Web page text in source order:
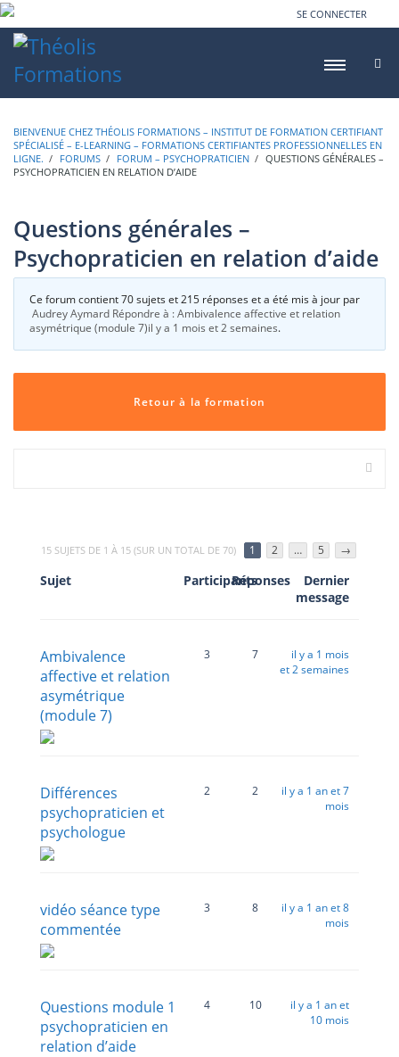
SE CONNECTER
BIENVENUE CHEZ THÉOLIS FORMATIONS – INSTITUT DE FORMATION CERTIFIANT
SPÉCIALISÉ – E-LEARNING – FORMATIONS CERTIFIANTES PROFESSIONNELLES EN
LIGNE.
FORUMS FORUM – PSYCHOPRATICIEN
QUESTIONS GÉNÉRALES –
PSYCHOPRATICIEN EN RELATION D’AIDE
Questions générales –
Psychopraticien en relation d’aide
Ce forum contient 70 sujets et 215 réponses et a été mis à jour par
Audrey Aymard Répondre à : Ambivalence affective et relation
asymétrique (module 7)il y a 1 mois et 2 semaines.
Retour à la formation
15 SUJETS DE 1 À 15 (SUR UN TOTAL DE 70) 1 2 … 5 →
Sujet ParticipantsRéponses
Dernier
message
Ambivalence
affective et relation
asymétrique
(module 7)
3 7
il y a 1 mois
et 2 semaines
Différences
psychopraticien et
psychologue
2 2
il y a 1 an et 7
mois
vidéo séance type
commentée
3 8
il y a 1 an et 8
mois
Questions module 1
psychopraticien en
relation d’aide
4 10
il y a 1 an et
10 mois